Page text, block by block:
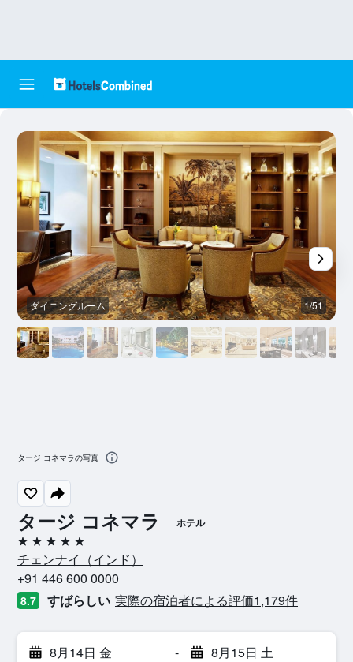
タージ コネマラ ホテル
5つ星
チェンナイ​（インド​）​
+91 446 600 0000
8.7 すばらしい 実際の宿泊者による評価1,179​件
8月14日 金 - 8月15日 土
ダイニングルーム 1/51
タージ コネマラの写真